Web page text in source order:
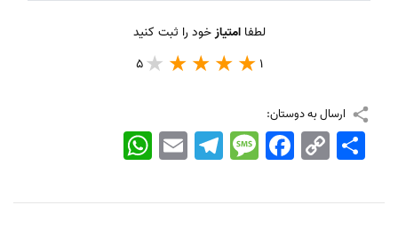
لطفاامتیازخود را ثبت کنید
1
5
ارسال به دوستان:
WhatsApp EmailTelegramMessageFacebook Copy
Link
اشتراک